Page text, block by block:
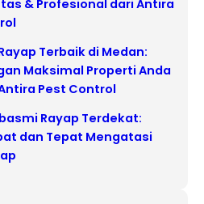
& Profesional dari Antira
Terbaik di Medan:
Maksimal Properti Anda
Pest Control
Rayap Terdekat:
dan Tepat Mengatasi